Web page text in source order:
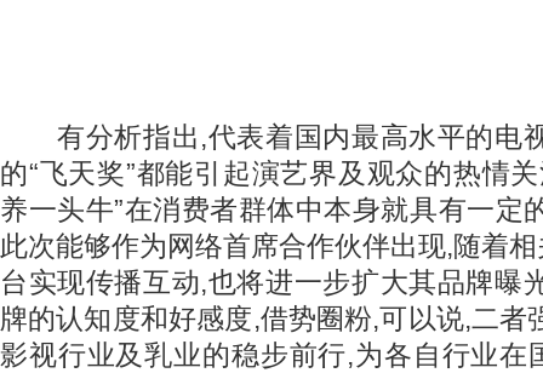
有分析指出,代表着国内最高水平的电
的“飞天奖”都能引起演艺界及观众的热情
养一头牛”在消费者群体中本身就具有一定
此次能够作为网络首席合作伙伴出现,随着
台实现传播互动,也将进一步扩大其品牌曝
牌的认知度和好感度,借势圈粉,可以说,二者
影视行业及乳业的稳步前行,为各自行业在